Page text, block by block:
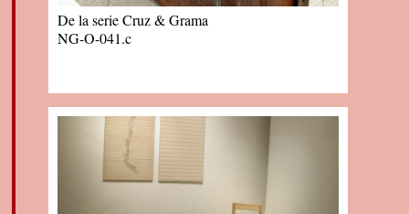
De la serie Cruz & Grama
NG-O-041.c